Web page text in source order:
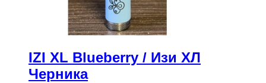
IZI XL Blueberry / Изи ХЛ
Черника